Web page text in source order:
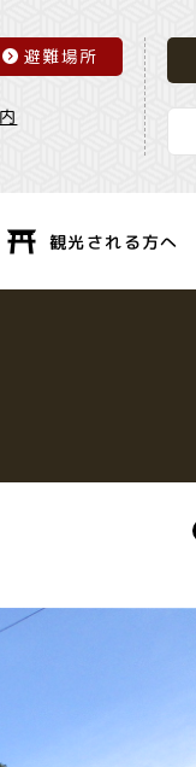
避難場所
観光される方へ